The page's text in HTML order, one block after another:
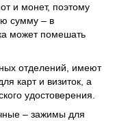
и монет, поэтому
сумму – в
может помешать
отделений, имеют
карт и визиток, а
удостоверения.
– зажимы для